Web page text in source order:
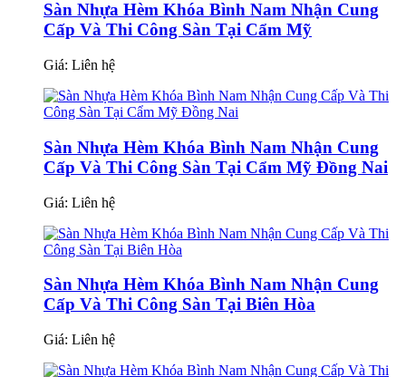
Sàn Nhựa Hèm Khóa Bình Nam Nhận Cung
Cấp Và Thi Công Sàn Tại Cẩm Mỹ
Giá: Liên hệ
Sàn Nhựa Hèm Khóa Bình Nam Nhận Cung
Cấp Và Thi Công Sàn Tại Cẩm Mỹ Đồng Nai
Giá: Liên hệ
Sàn Nhựa Hèm Khóa Bình Nam Nhận Cung
Cấp Và Thi Công Sàn Tại Biên Hòa
Giá: Liên hệ